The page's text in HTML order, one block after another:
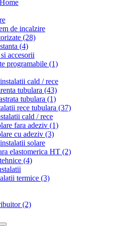
de incalzire
(28)
(4)
accesorii
programabile (1)
cald / rece
tubulara (43)
tubulara (1)
rece tubulara (37)
cald / rece
fara adeziv (1)
cu adeziv (3)
solare
elastomerica HT (2)
(4)
termice (3)
(2)